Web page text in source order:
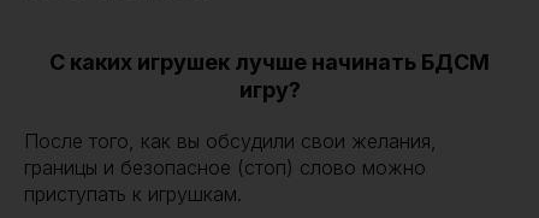
С каких игрушек лучше начинать БДСМ
игру?
После того, как вы обсудили свои желания,
границы и безопасное (стоп) слово можно
приступать к игрушкам.